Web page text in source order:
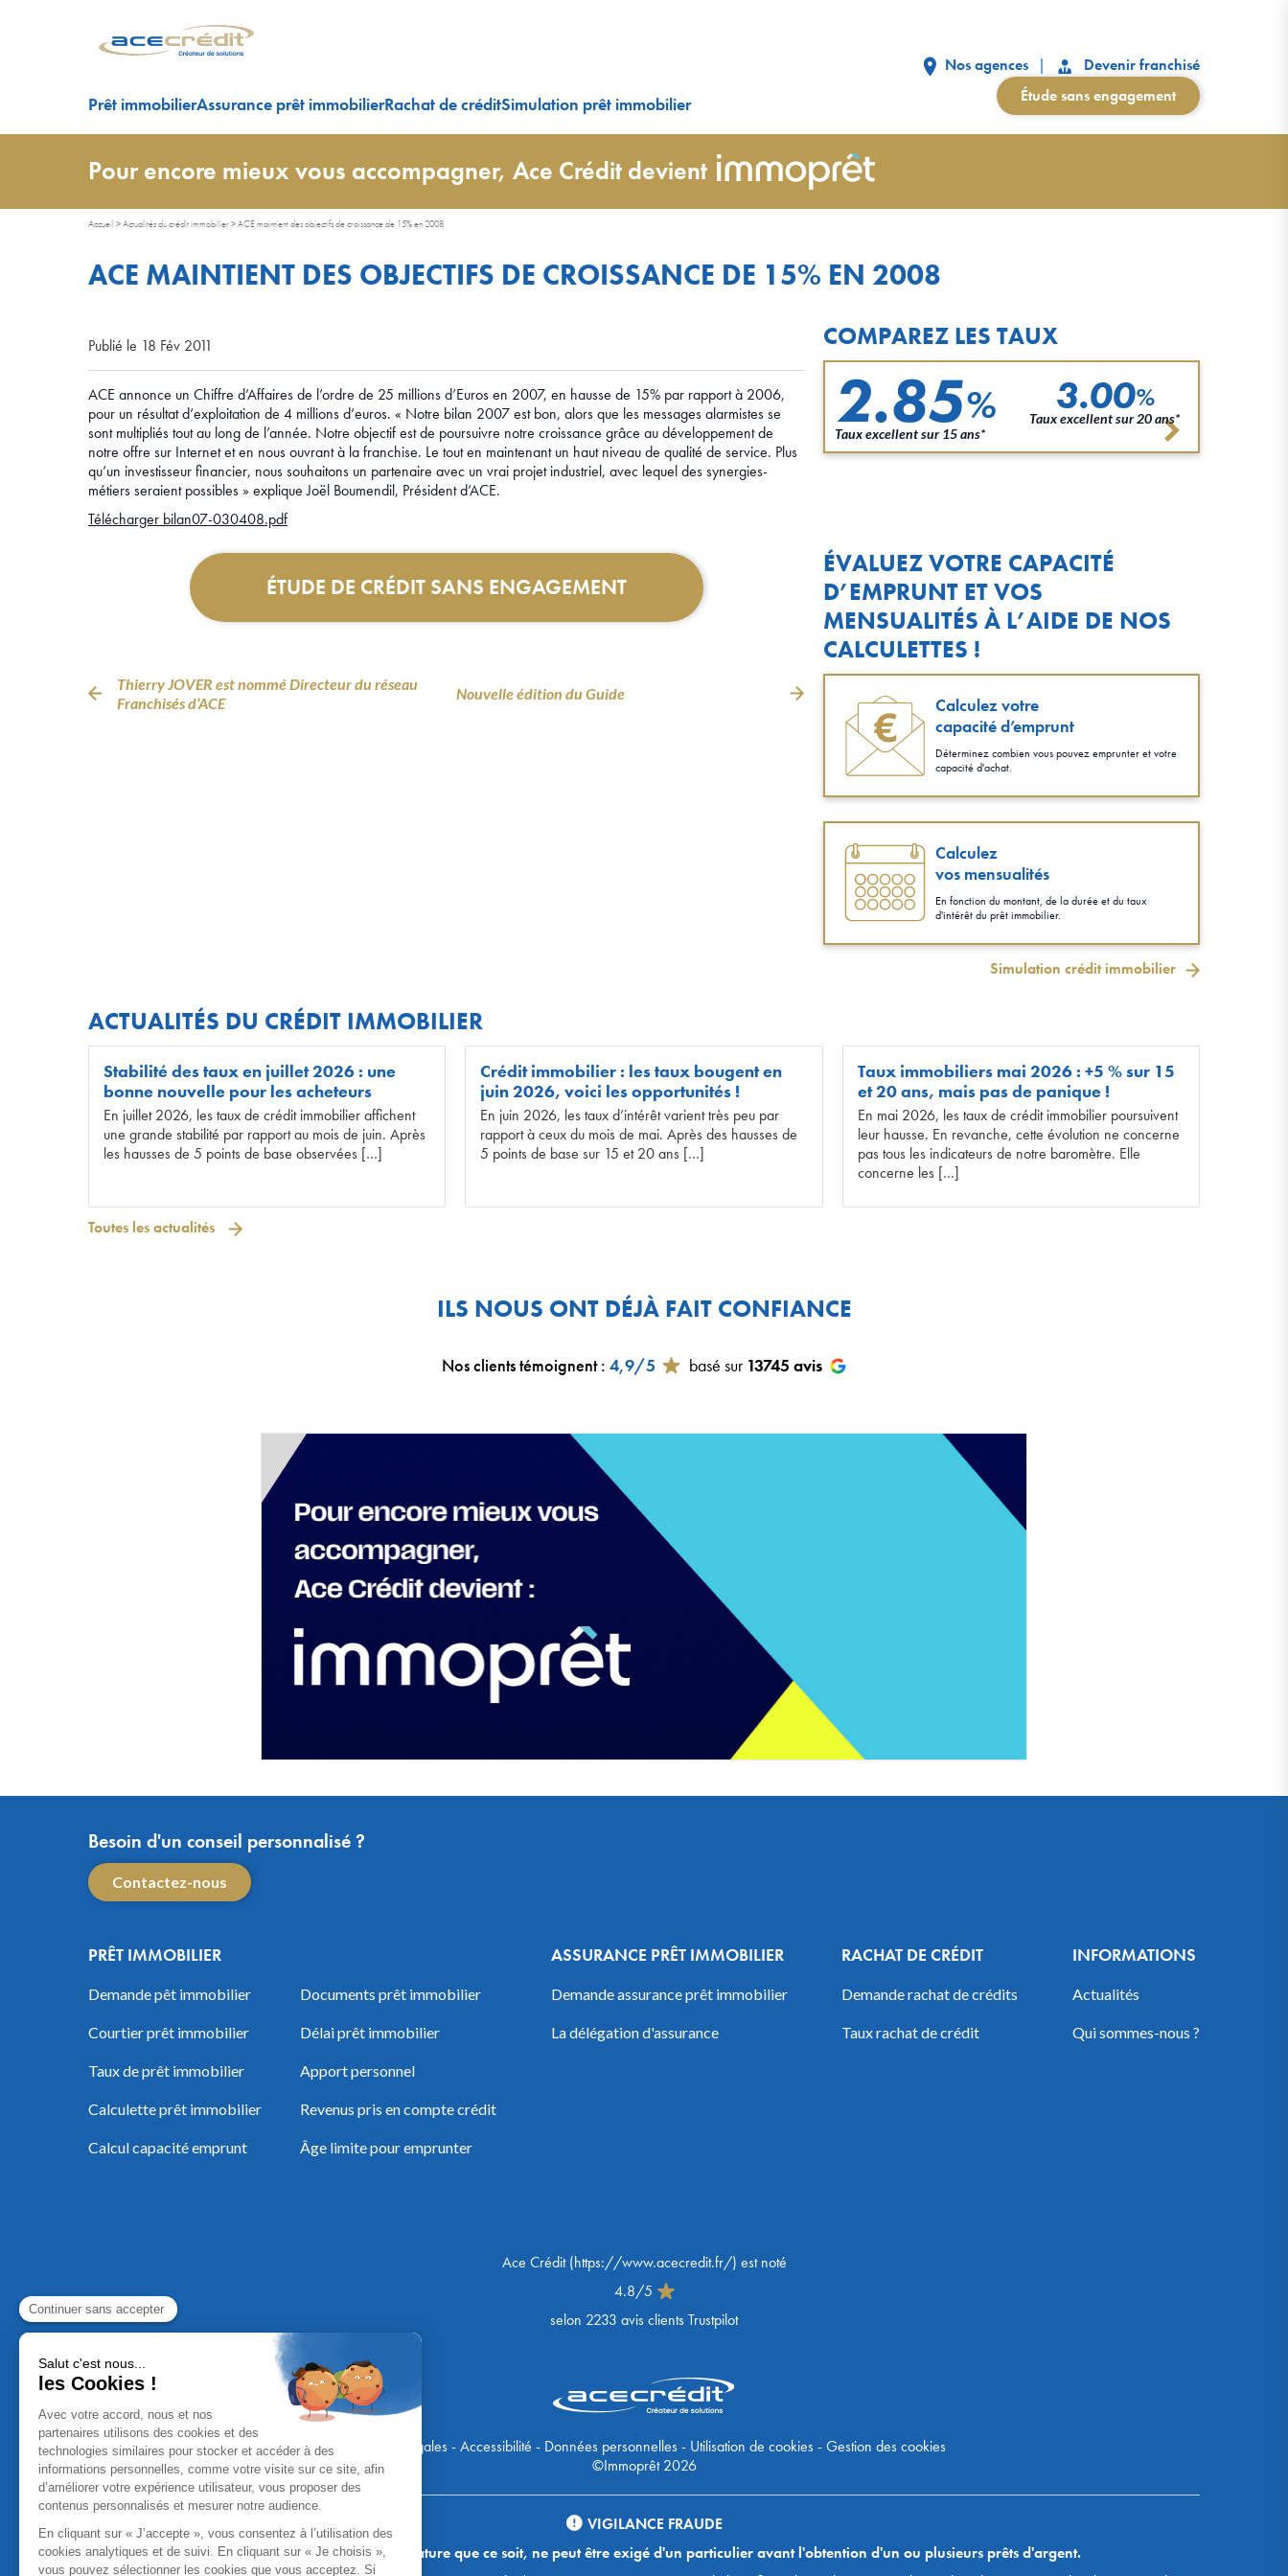
Prêt immobilierAssurance prêt immobilierRachat de créditSimulation prêt immobilier
Nos agences
Devenir franchisé
Étude sans engagement
Pour encore mieux vous accompagner, Ace Crédit devient
Accueil >Actualités du crédit immobilier>ACE maintient des objectifs de croissance de 15% en 2008
ACE MAINTIENT DES OBJECTIFS DE CROISSANCE DE 15% EN 2008
Publié le 18 Fév 2011
ACE annonce un Chiffre d’Affaires de l’ordre de 25 millions d’Euros en 2007, en hausse de 15% par rapport à 2006,
pour un résultat d’exploitation de 4 millions d’euros. « Notre bilan 2007 est bon, alors que les messages alarmistes se
sont multipliés tout au long de l’année. Notre objectif est de poursuivre notre croissance grâce au développement de
notre offre sur Internet et en nous ouvrant à la franchise. Le tout en maintenant un haut niveau de qualité de service. Plus
qu’un investisseur financier, nous souhaitons un partenaire avec un vrai projet industriel, avec lequel des synergies-
métiers seraient possibles » explique Joël Boumendil, Président d’ACE.
Télécharger bilan07-030408.pdf
ÉTUDE DE CRÉDIT SANS ENGAGEMENT
Thierry JOVER est nommé Directeur du réseau
Franchisés d’ACE
Nouvelle édition du Guide
COMPAREZ LES TAUX
2.85%
Taux excellent sur 15 ans*
3.00%
Taux excellent sur 20 ans*
ÉVALUEZ VOTRE CAPACITÉ
D’EMPRUNT ET VOS
MENSUALITÉS À L’AIDE DE NOS
CALCULETTES !
Calculez votre
capacité d’emprunt
Déterminez combien vous pouvez emprunter et votre
capacité d'achat.
Calculez
vos mensualités
En fonction du montant, de la durée et du taux
d'intérêt du prêt immobilier.
Simulation crédit immobilier
ACTUALITÉS DU CRÉDIT IMMOBILIER
Stabilité des taux en juillet 2026 : une
bonne nouvelle pour les acheteurs
En juillet 2026, les taux de crédit immobilier affichent
une grande stabilité par rapport au mois de juin. Après
les hausses de 5 points de base observées […]
Crédit immobilier : les taux bougent en
juin 2026, voici les opportunités !
En juin 2026, les taux d’intérêt varient très peu par
rapport à ceux du mois de mai. Après des hausses de
5 points de base sur 15 et 20 ans […]
Taux immobiliers mai 2026 : +5 % sur 15
et 20 ans, mais pas de panique !
En mai 2026, les taux de crédit immobilier poursuivent
leur hausse. En revanche, cette évolution ne concerne
pas tous les indicateurs de notre baromètre. Elle
concerne les […]
Toutes les actualités
ILS NOUS ONT DÉJÀ FAIT CONFIANCE
Nos clients témoignent: 4,9/5 basé sur 13745 avis
Besoin d'un conseil personnalisé ?
Contactez-nous
PRÊT IMMOBILIER
Demande pêt immobilier
Courtier prêt immobilier
Taux de prêt immobilier
Calculette prêt immobilier
Calcul capacité emprunt
Documents prêt immobilier
Délai prêt immobilier
Apport personnel
Revenus pris en compte crédit
Âge limite pour emprunter
ASSURANCE PRÊT IMMOBILIER
Demande assurance prêt immobilier
La délégation d'assurance
RACHAT DE CRÉDIT
Demande rachat de crédits
Taux rachat de crédit
INFORMATIONS
Actualités
Qui sommes-nous ?
Ace Crédit(https://www.acecredit.fr/) est noté
4.8/5
selon 2233 avis clients Trustpilot
Mentions Légales-Accessibilité - Données personnelles- Utilisation de cookies-Gestion des cookies
©Immoprêt 2026
VIGILANCE FRAUDE
Aucun versement, de quelque nature que ce soit, ne peut être exigé d'un particulier avant l'obtention d'un ou plusieurs prêts d'argent.